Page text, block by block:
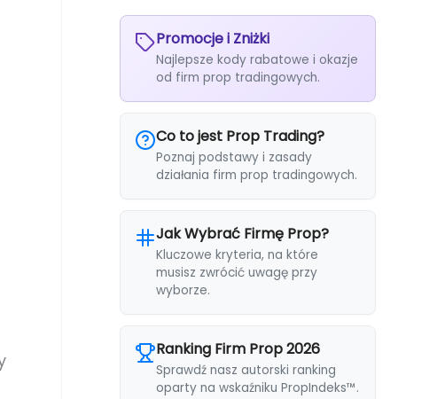
Promocje i Zniżki
Najlepsze kody rabatowe i okazje
od firm prop tradingowych.
Co to jest Prop Trading?
Poznaj podstawy i zasady
działania firm prop tradingowych.
Jak Wybrać Firmę Prop?
Kluczowe kryteria, na które
musisz zwrócić uwagę przy
wyborze.
Ranking Firm Prop 2026
Sprawdź nasz autorski ranking
oparty na wskaźniku PropIndeks™.